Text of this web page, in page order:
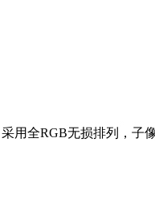
用全RGB无损排列，子